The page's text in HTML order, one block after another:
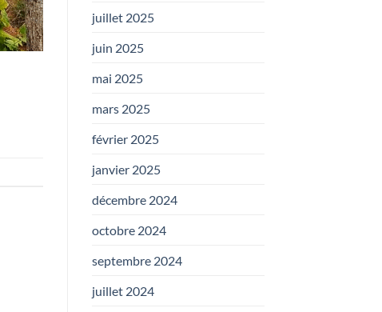
juillet 2025
juin 2025
mai 2025
mars 2025
février 2025
janvier 2025
décembre 2024
octobre 2024
septembre 2024
juillet 2024